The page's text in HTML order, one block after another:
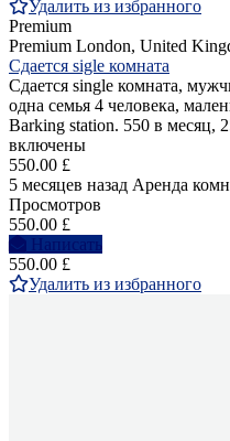
Удалить из избранного
Premium
Premium London, United
Сдается sigle комната
Сдается single комната,
одна семья 4 человека,
Barking station. 550 в месяц,
включены
550.00 £
5 месяцев назад Аренда
Просмотров
550.00 £
Написать
550.00 £
Удалить из избранного